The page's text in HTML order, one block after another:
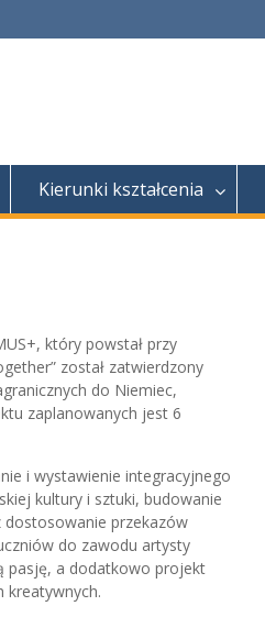
Kierunki kształcenia
który powstał przy
został zatwierdzony
do Niemiec,
zaplanowanych jest 6
i wystawienie integracyjnego
kultury i sztuki, budowanie
przekazów
do zawodu artysty
pasję, a dodatkowo projekt
kreatywnych.